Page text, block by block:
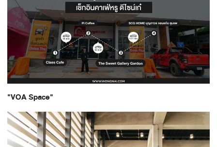
"VOA Space"